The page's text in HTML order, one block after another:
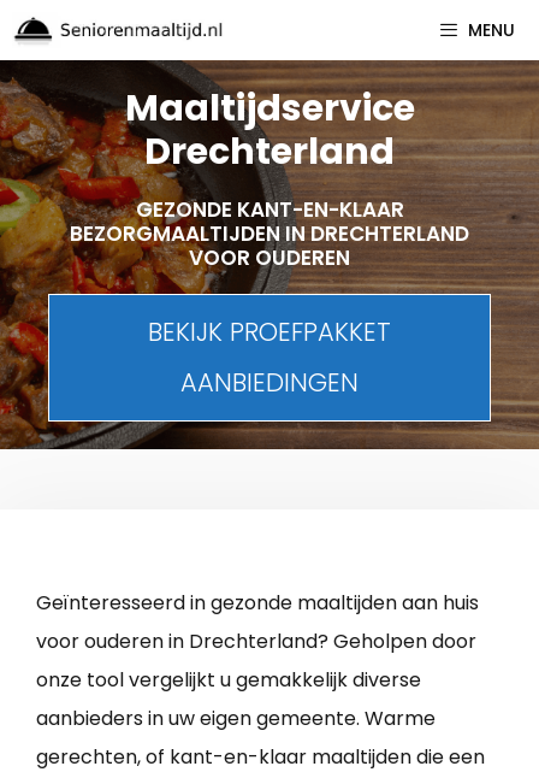
Spring
naar
inhoud
MENU
Maaltijdservice
Drechterland
GEZONDE KANT-EN-KLAAR
BEZORGMAALTIJDEN IN DRECHTERLAND
VOOR OUDEREN
BEKIJK PROEFPAKKET
AANBIEDINGEN
Geïnteresseerd in gezonde maaltijden aan huis
voor ouderen in Drechterland? Geholpen door
onze tool vergelijkt u gemakkelijk diverse
aanbieders in uw eigen gemeente. Warme
gerechten, of kant-en-klaar maaltijden die een